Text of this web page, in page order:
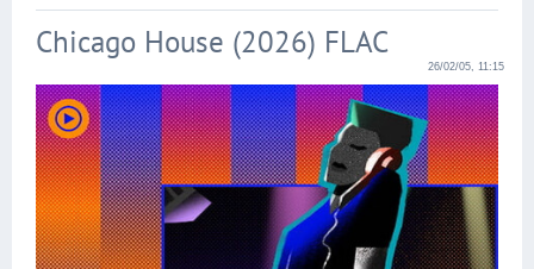
Chicago House (2026) FLAC
26/02/05, 11:15